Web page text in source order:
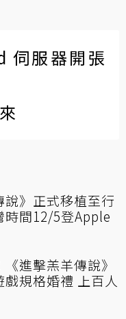
伺服器開張
說》正式移植至行
時間12/5登Apple
進擊羔羊傳說》
規格婚禮 上百人